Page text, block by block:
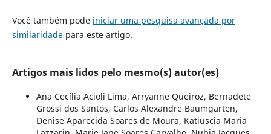
Você também pode iniciar uma pesquisa avançada por
similaridadepara este artigo.
Artigos mais lidos pelo mesmo(s) autor(es)
Ana Cecília Acioli Lima, Arryanne Queiroz, Bernadete
Grossi dos Santos, Carlos Alexandre Baumgarten,
Denise Aparecida Soares de Moura, Katiuscia Maria